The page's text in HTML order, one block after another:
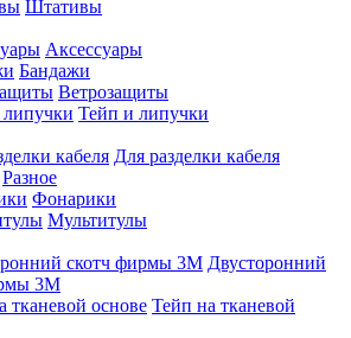
Штативы
Аксессуары
Бандажи
Ветрозащиты
Тейп и липучки
Для разделки кабеля
Разное
Фонарики
Мультитулы
Двусторонний
3M
Тейп на тканевой